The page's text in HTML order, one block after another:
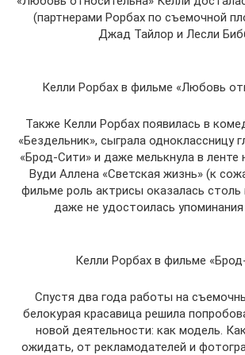
(партнерами Рорбах по съемочной
Джад Тайлор и Лесли
Келли Рорбах в фильме «Любовь
Также Келли Рорбах появилась в
«Бездельник», сыграла одноклассницу
«Брод-Сити» и даже мелькнула в ленте
Вуди Аллена «Светская жизнь» (к
фильме роль актрисы оказалась столь
даже не удостоилась упоминания
Келли Рорбах в фильме
Спустя два года работы на
белокурая красавица решила
новой деятельности: как модель.
ожидать, от рекламодателей и